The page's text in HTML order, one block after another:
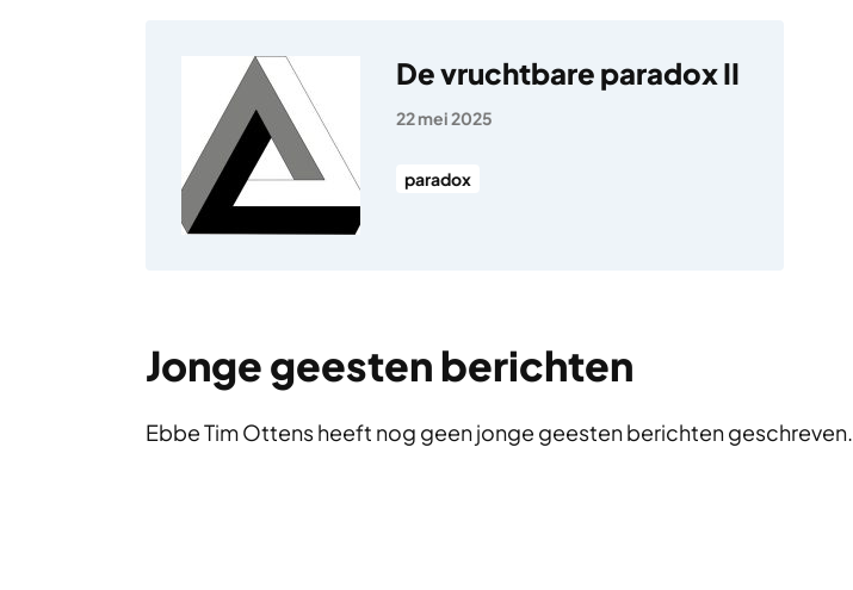
De vruchtbare paradox II
22 mei 2025
paradox
Jonge geesten berichten
Ebbe Tim Ottens heeft nog geen jonge geesten berichten geschreven.